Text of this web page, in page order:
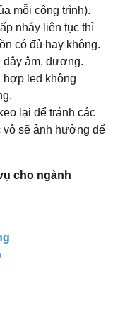
mỗi công trình).
nháy liên tục thì
có đủ hay không.
dây âm, dương.
hợp led không
lại để tránh các
vô sẽ ảnh hưởng đế
cho ngành